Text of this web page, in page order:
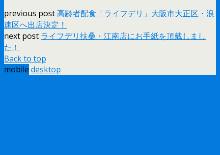
previous post高齢者配食「ライフデリ」大阪市大正区・浪
速区へ出店決定！
next post ライフデリ扶桑・江南店にお手紙を頂戴しまし
た！
Back to top
mobile desktop